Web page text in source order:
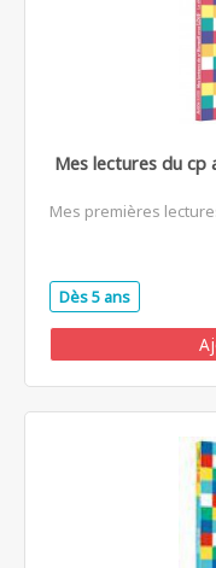
Mes lectures du cp
Mes premières
Dès 5 ans